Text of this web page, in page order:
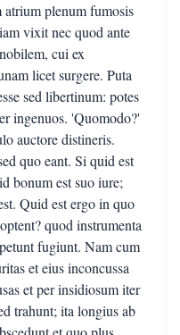
atrium plenum fumosis
vixit nec quod ante
cui ex
licet surgere. Puta
sed libertinum: potes
ingenuos. 'Quomodo?'
auctore distineris.
quo eant. Si quid est
bonum est suo iure;
Quid est ergo in quo
quod instrumenta
fugiunt. Nam cum
et eius inconcussa
et per insidiosum iter
trahunt; ita longius ab